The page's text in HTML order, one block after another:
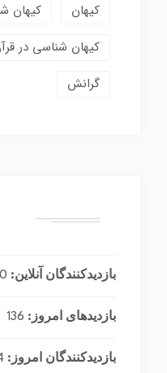
کیهان
کیهان
کیهان شناسی در
گرانش
بازدیدکنندگان آنلاین: 0
بازدیدهای امروز: 136
بازدیدکنندگان امروز: